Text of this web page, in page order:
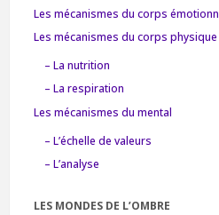
Les mécanismes du corps
Les mécanismes du corps physique
– La nutrition
– La respiration
Les mécanismes du mental
– L’échelle de valeurs
– L’analyse
LES MONDES DE L’OMBRE